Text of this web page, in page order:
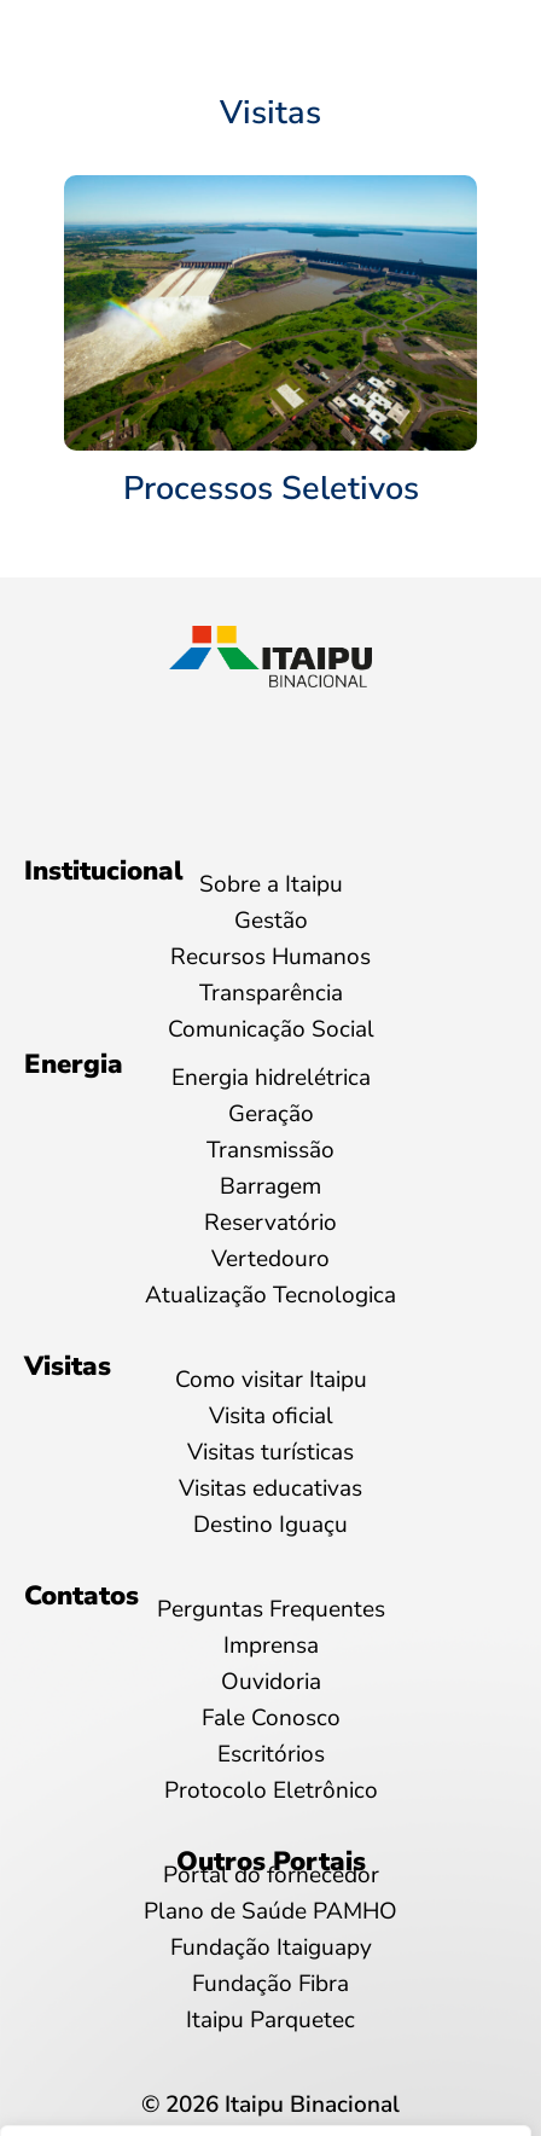
Visitas
Processos Seletivos
Institucional Sobre a Itaipu
Gestão
Recursos Humanos
Transparência
Comunicação Social
Energia
Energia hidrelétrica
Geração
Transmissão
Barragem
Reservatório
Vertedouro
Atualização Tecnologica
Visitas
Como visitar Itaipu
Visita oficial
Visitas turísticas
Visitas educativas
Destino Iguaçu
Contatos
Perguntas Frequentes
Imprensa
Ouvidoria
Fale Conosco
Escritórios
Protocolo Eletrônico
Outros Portais
Portal do fornecedor
Plano de Saúde PAMHO
Fundação Itaiguapy
Fundação Fibra
Itaipu Parquetec
© 2026 Itaipu Binacional